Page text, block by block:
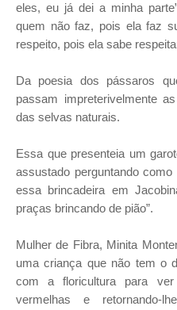
eles, eu já dei a minha
quem não faz, pois ela faz
respeito, pois ela sabe
Da poesia dos pássaros
passam impreterivelmente
das selvas naturais.
Essa que presenteia um
assustado perguntando
essa brincadeira em
praças brincando de pião”.
Mulher de Fibra, Minita
uma criança que não tem o
com a floricultura para
vermelhas e retornando-